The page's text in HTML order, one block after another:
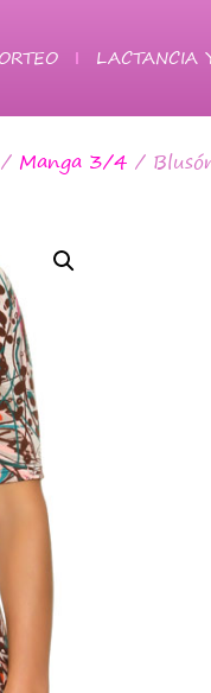
LACTANCIA
/ Manga 3/4 /